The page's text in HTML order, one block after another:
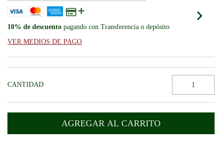
10% de descuento pagando con Transferencia o depósito
VER MEDIOS DE PAGO
CANTIDAD